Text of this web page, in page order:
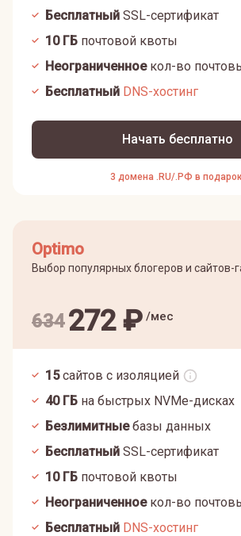
Бесплатный SSL-сертификат
10ГБ почтовой квоты
Неограниченноекол-во
Бесплатный DNS-хостинг
Начать бесплатно
3 домена .RU/.РФ в
Optimo
Выбор популярных блогеров и сайтов-
634272₽ /мес
15 сайтов с изоляцией
40ГБ на быстрых NVMe-дисках
Безлимитныебазы данных
Бесплатный SSL-сертификат
10ГБ почтовой квоты
Неограниченноекол-во
Бесплатный DNS-хостинг